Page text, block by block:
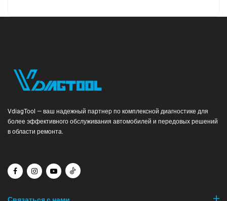
VdiagTool — ваш надежный партнер по комплексной диагностике для
более эффективного обслуживания автомобилей и передовых решений
в области ремонта.
Связаться с нами